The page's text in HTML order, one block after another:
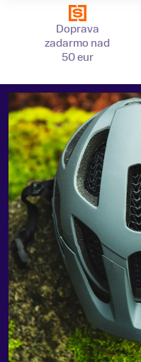
Doprava
zadarmo nad
50 eur